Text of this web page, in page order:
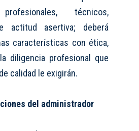
técnicos,
actitud asertiva; deberá
características con ética,
diligencia profesional que
calidad le exigirán.
del administrador